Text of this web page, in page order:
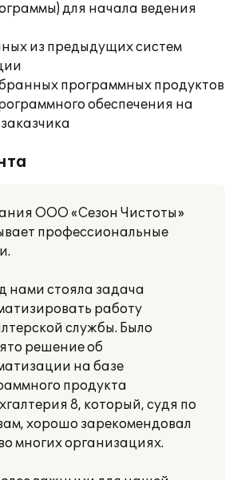
для начала ведения
из предыдущих систем
программных продуктов
обеспечения на
ООО «Сезон Чистоты»
профессиональные
нами стояла задача
работу
службы. Было
решение об
на базе
продукта
8, который, судя по
хорошо зарекомендовал
многих организациях.